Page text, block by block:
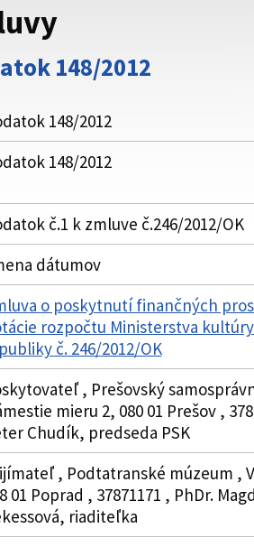
uistite, že zdieľate informácie iba
stránku. Zabezpečená stránka
názvom domény webového sídla.
148/2012
148/2012
148/2012
č.1 k zmluve č.246/2012/OK
dátumov
o poskytnutí finančných
rozpočtu Ministerstva
č. 246/2012/OK
, Prešovský
mieru 2, 080 01 Prešov ,
Chudík, predseda PSK
, Podtatranské múzeum ,
01 Poprad , 37871171 , PhDr.
riaditeľka